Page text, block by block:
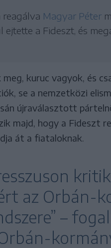
reagálva Magyar Péter
a Fideszt, és
meg, kuruc vagyok, és
se a nemzetközi
újraválasztott
majd, hogy a Fideszt
át a fiataloknak.
az Orbán-
–